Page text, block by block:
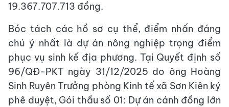
19.367.707.713 đồng.
Bóc tách các hồ sơ cụ thể, điểm nhấn đáng
chú ý nhất là dự án nông nghiệp trọng điểm
phục vụ sinh kế địa phương. Tại Quyết định số
96/QĐ-PKT ngày 31/12/2025 do ông Hoàng
Sinh Ruyên Trưởng phòng Kinh tế xã Sơn Kiên ký
phê duyệt, Gói thầu số 01: Dự án cánh đồng lớn